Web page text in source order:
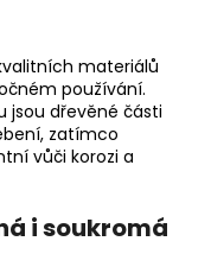
materiálů
používání.
jsou dřevěné části
zatímco
vůči korozi a
i soukromá